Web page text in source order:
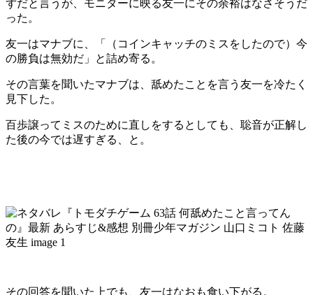
ずだと言うが、モニターに映る友一にその余裕はなさそうだ
った。
友一はマナブに、「（コインキャッチのミスをしたので）今
の勝負は無効だ」と詰め寄る。
その言葉を聞いたマナブは、舐めたことを言う友一を冷たく
見下した。
百歩譲ってミスのために直しをするとしても、聡音が正解し
た後の今では遅すぎる、と。
その回答を聞いた上でも、友一はなおも食い下がる。